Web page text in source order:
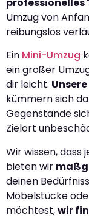
Umzug von
reibungslos
Ein Mini-Umzug
ein großer
dir leicht.
kümmern sich
Gegenstände
Zielort
Wir wissen, dass
bieten wir
deinen
Möbelstücke
möchtest,wir